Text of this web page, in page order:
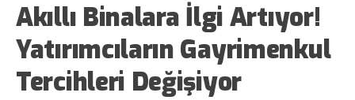
Akıllı Binalara İlgi Artıyor!
Yatırımcıların Gayrimenkul
Tercihleri Değişiyor